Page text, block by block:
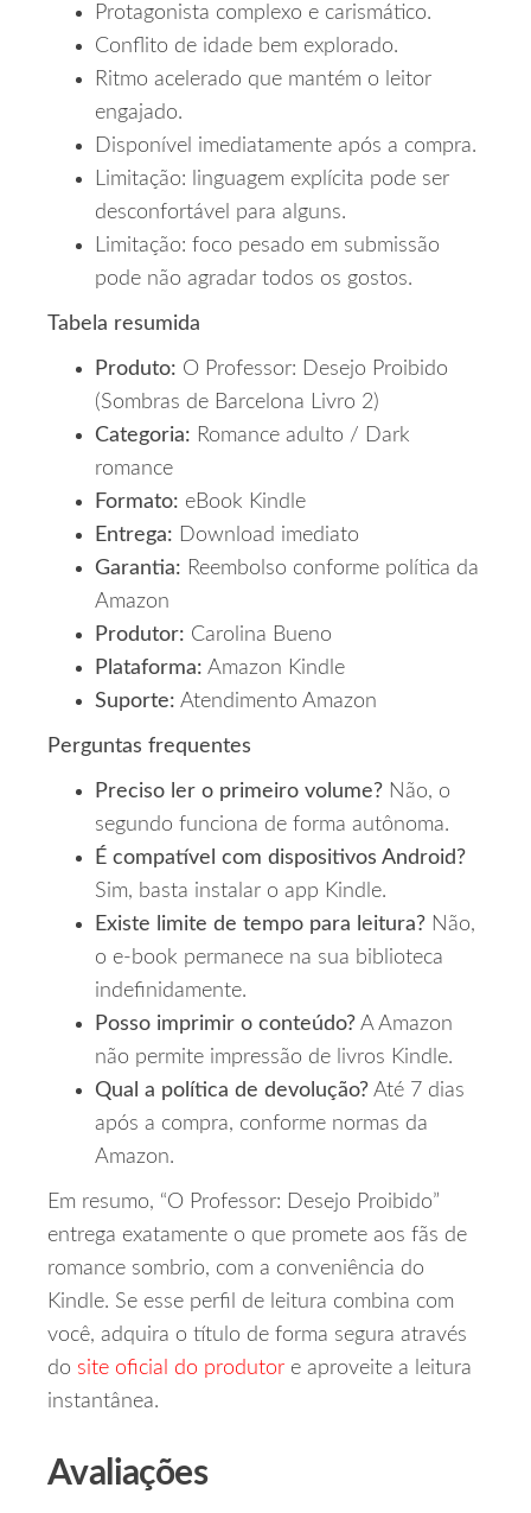
Protagonista complexo e carismático.
Conflito de idade bem explorado.
Ritmo acelerado que mantém o leitor
engajado.
Disponível imediatamente após a compra.
Limitação: linguagem explícita pode ser
desconfortável para alguns.
Limitação: foco pesado em submissão
pode não agradar todos os gostos.
Tabela resumida
Produto: O Professor: Desejo Proibido
(Sombras de Barcelona Livro 2)
Categoria: Romance adulto / Dark
romance
Formato: eBook Kindle
Entrega: Download imediato
Garantia: Reembolso conforme política da
Amazon
Produtor: Carolina Bueno
Plataforma: Amazon Kindle
Suporte: Atendimento Amazon
Perguntas frequentes
Preciso ler o primeiro volume? Não, o
segundo funciona de forma autônoma.
É compatível com dispositivos Android?
Sim, basta instalar o app Kindle.
Existe limite de tempo para leitura? Não,
o e‑book permanece na sua biblioteca
indefinidamente.
Posso imprimir o conteúdo? A Amazon
não permite impressão de livros Kindle.
Qual a política de devolução? Até 7 dias
após a compra, conforme normas da
Amazon.
Em resumo, “O Professor: Desejo Proibido”
entrega exatamente o que promete aos fãs de
romance sombrio, com a conveniência do
Kindle. Se esse perfil de leitura combina com
você, adquira o título de forma segura através
do site oficial do produtor e aproveite a leitura
instantânea.
Avaliações